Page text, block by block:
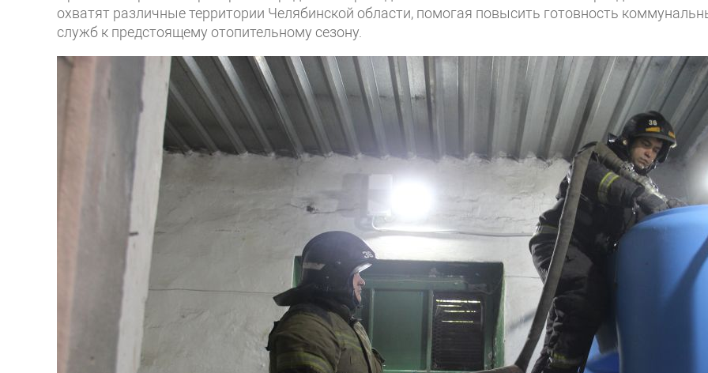
охватят различные территории Челябинской области, помогая повысить готовность
служб к предстоящему отопительному сезону.